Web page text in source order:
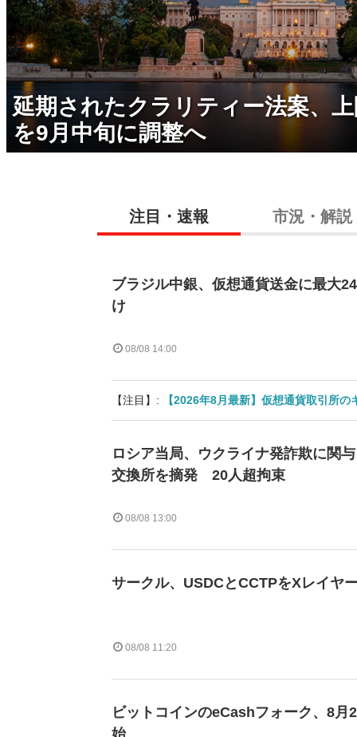
延期されたクラリティー法案、
を9月中旬に調整へ
注目・速報 市況・解説
ブラジル中銀、仮想通貨送金に最大
け
08/08 14:00
【注目】: 【2026年8月最新】仮想通貨取引所
ロシア当局、ウクライナ発詐欺に関
交換所を摘発 20人超拘束
08/08 13:00
サークル、USDCとCCTPをXレイヤ
08/08 11:20
ビットコインのeCashフォーク、8月